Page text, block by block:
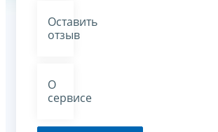
Оставить
отзыв
О
сервисе